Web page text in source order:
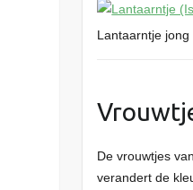
Lantaarntje
De vrouwtjes
verandert de